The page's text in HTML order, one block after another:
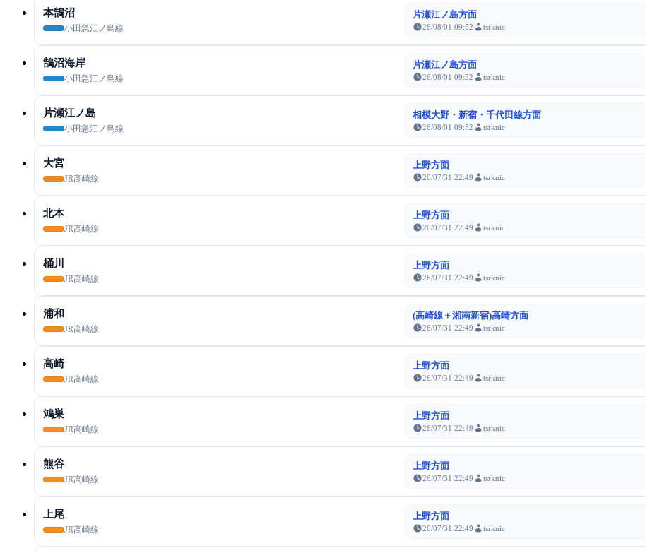
本鵠沼
小田急江ノ島線
片瀬江ノ島方面
26/08/01 09:52 tsrknic
鵠沼海岸
小田急江ノ島線
片瀬江ノ島方面
26/08/01 09:52 tsrknic
片瀬江ノ島
小田急江ノ島線
相模大野・新宿・千代田線方面
26/08/01 09:52 tsrknic
大宮
JR高崎線
上野方面
26/07/31 22:49 tsrknic
北本
JR高崎線
上野方面
26/07/31 22:49 tsrknic
桶川
JR高崎線
上野方面
26/07/31 22:49 tsrknic
浦和
JR高崎線
(高崎線＋湘南新宿)高崎方面
26/07/31 22:49 tsrknic
高崎
JR高崎線
上野方面
26/07/31 22:49 tsrknic
鴻巣
JR高崎線
上野方面
26/07/31 22:49 tsrknic
熊谷
JR高崎線
上野方面
26/07/31 22:49 tsrknic
上尾
JR高崎線
上野方面
26/07/31 22:49 tsrknic